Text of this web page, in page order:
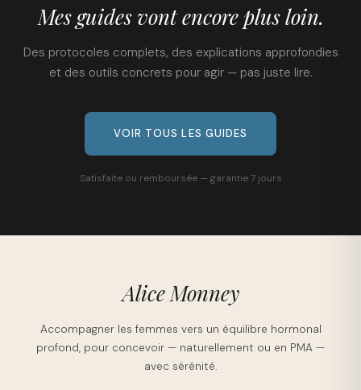
Mes guides vont encore plus loin.
Des protocoles complets, des explications approfondies
et des outils concrets pour agir — pas juste lire.
VOIR TOUS LES GUIDES
Satisfaite ou remboursée — garantie 7 jours
Alice Monney
Accompagner les femmes vers un équilibre hormonal
profond, pour concevoir — naturellement ou en PMA —
avec sérénité.